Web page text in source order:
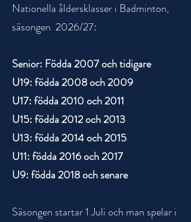
Nationella åldersklasser i Badminton,
säsongen 2026/27:
Senior: Födda 2007 och tidigare
U19: födda 2008 och 2009
U17: födda 2010 och 2011
U15: födda 2012 och 2013
U13: födda 2014 och 2015
U11: födda 2016 och 2017
U9: födda 2018 och senare
Säsongen startar 1 Juli och man spelar i